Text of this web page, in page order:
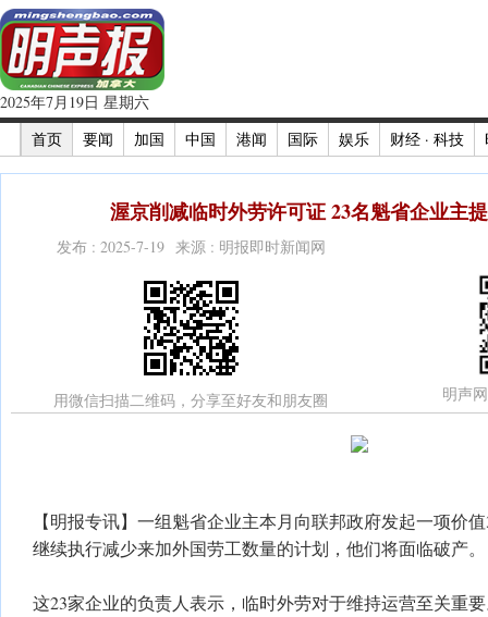
2025年7月19日 星期六
首页
要闻 加国 中国 港闻 国际 娱乐 财经 · 科技
渥京削减临时外劳许可证 23名魁省企业主
发布 : 2025-7-19 来源 : 明报即时新闻网
用微信扫描二维码，分享至好友和朋友圈 明声
【明报专讯】一组魁省企业主本月向联邦政府发起一项价
继续执行减少来加外国劳工数量的计划，他们将面临破产。
这23家企业的负责人表示，临时外劳对于维持运营至关重